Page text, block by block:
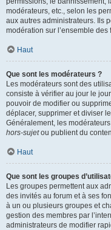
modérateurs, etc., selon les
aux autres administrateurs. Ils
modération sur l’ensemble
Haut
Que sont les modérateurs ?
Les modérateurs sont des
consiste à vérifier au jour le
pouvoir de modifier ou
déplacer, supprimer et diviser
Généralement, les
hors-sujetou publient du
Haut
Que sont les groupes
Les groupes permettent aux
des invités au forum et à ses
à un ou plusieurs groupes et
gestion des membres par
administrateurs de modifier